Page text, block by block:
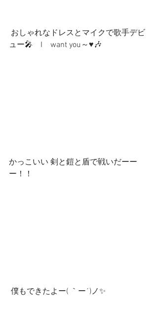
ュー🎤　I　want you～♥🎶
かっこいい 剣と鎧と盾で戦いだーー
ー！！
僕もできたよー( ｀ー´)ノ✨